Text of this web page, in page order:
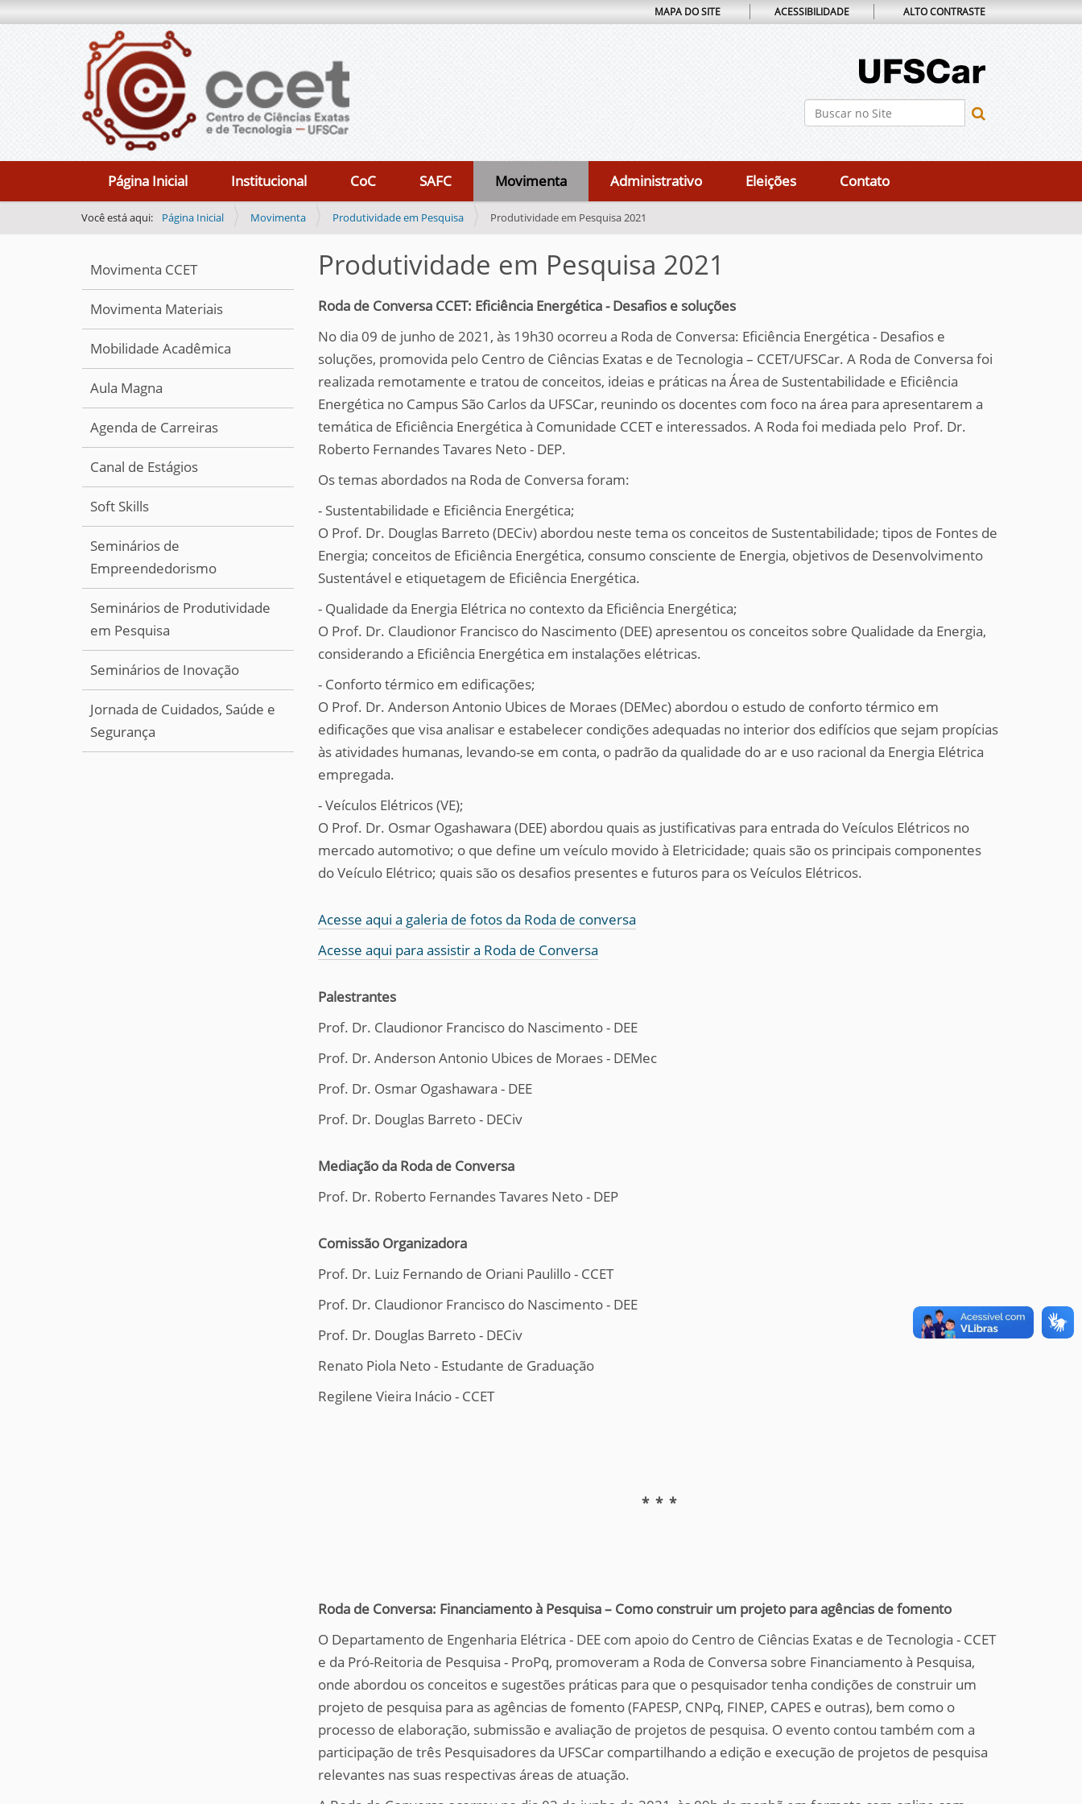
Busca
MAPA DO SITE ACESSIBILIDADE ALTO CONTRASTE
Página Inicial Institucional CoC SAFC Movimenta Administrativo Eleições Contato
Você está aqui: Página Inicial Movimenta Produtividade em Pesquisa Produtividade em Pesquisa 2021
Movimenta CCET
Movimenta Materiais
Mobilidade Acadêmica
Aula Magna
Agenda de Carreiras
Canal de Estágios
Soft Skills
Seminários de
Empreendedorismo
Seminários de Produtividade
em Pesquisa
Seminários de Inovação
Jornada de Cuidados, Saúde e
Segurança
Produtividade em Pesquisa 2021
Roda de Conversa CCET: Eficiência Energética - Desafios e soluções
No dia 09 de junho de 2021, às 19h30 ocorreu a Roda de Conversa: Eficiência Energética - Desafios e
soluções, promovida pelo Centro de Ciências Exatas e de Tecnologia – CCET/UFSCar. A Roda de Conversa foi
realizada remotamente e tratou de conceitos, ideias e práticas na Área de Sustentabilidade e Eficiência
Energética no Campus São Carlos da UFSCar, reunindo os docentes com foco na área para apresentarem a
temática de Eficiência Energética à Comunidade CCET e interessados. A Roda foi mediada pelo Prof. Dr.
Roberto Fernandes Tavares Neto - DEP.
Os temas abordados na Roda de Conversa foram:
- Sustentabilidade e Eficiência Energética;
O Prof. Dr. Douglas Barreto (DECiv) abordou neste tema os conceitos de Sustentabilidade; tipos de Fontes de
Energia; conceitos de Eficiência Energética, consumo consciente de Energia, objetivos de Desenvolvimento
Sustentável e etiquetagem de Eficiência Energética.
- Qualidade da Energia Elétrica no contexto da Eficiência Energética;
O Prof. Dr. Claudionor Francisco do Nascimento (DEE) apresentou os conceitos sobre Qualidade da Energia,
considerando a Eficiência Energética em instalações elétricas.
- Conforto térmico em edificações;
O Prof. Dr. Anderson Antonio Ubices de Moraes (DEMec) abordou o estudo de conforto térmico em
edificações que visa analisar e estabelecer condições adequadas no interior dos edifícios que sejam propícias
às atividades humanas, levando-se em conta, o padrão da qualidade do ar e uso racional da Energia Elétrica
empregada.
- Veículos Elétricos (VE);
O Prof. Dr. Osmar Ogashawara (DEE) abordou quais as justificativas para entrada do Veículos Elétricos no
mercado automotivo; o que define um veículo movido à Eletricidade; quais são os principais componentes
do Veículo Elétrico; quais são os desafios presentes e futuros para os Veículos Elétricos.
Acesse aqui a galeria de fotos da Roda de conversa
Acesse aqui para assistir a Roda de Conversa
Palestrantes
Prof. Dr. Claudionor Francisco do Nascimento - DEE
Prof. Dr. Anderson Antonio Ubices de Moraes - DEMec
Prof. Dr. Osmar Ogashawara - DEE
Prof. Dr. Douglas Barreto - DECiv
Mediação da Roda de Conversa
Prof. Dr. Roberto Fernandes Tavares Neto - DEP
Comissão Organizadora
Prof. Dr. Luiz Fernando de Oriani Paulillo - CCET
Prof. Dr. Claudionor Francisco do Nascimento - DEE
Prof. Dr. Douglas Barreto - DECiv
Renato Piola Neto - Estudante de Graduação
Regilene Vieira Inácio - CCET
* * *
Roda de Conversa: Financiamento à Pesquisa – Como construir um projeto para agências de fomento
O Departamento de Engenharia Elétrica - DEE com apoio do Centro de Ciências Exatas e de Tecnologia - CCET
e da Pró-Reitoria de Pesquisa - ProPq, promoveram a Roda de Conversa sobre Financiamento à Pesquisa,
onde abordou os conceitos e sugestões práticas para que o pesquisador tenha condições de construir um
projeto de pesquisa para as agências de fomento (FAPESP, CNPq, FINEP, CAPES e outras), bem como o
processo de elaboração, submissão e avaliação de projetos de pesquisa. O evento contou também com a
participação de três Pesquisadores da UFSCar compartilhando a edição e execução de projetos de pesquisa
relevantes nas suas respectivas áreas de atuação.